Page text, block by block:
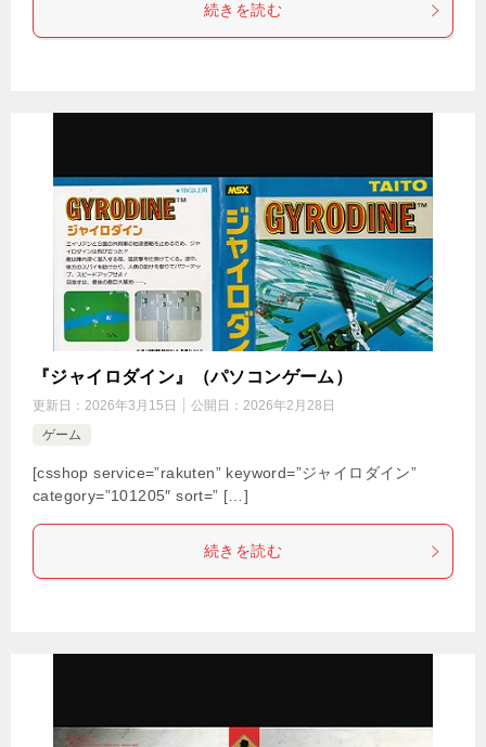
続きを読む
『ジャイロダイン』（パソコンゲーム）
更新日： 2026年3月15日 公開日： 2026年2月28日
ゲーム
[csshop service=”rakuten” keyword=”ジャイロダイン”
category=”101205″ sort=” […]
続きを読む